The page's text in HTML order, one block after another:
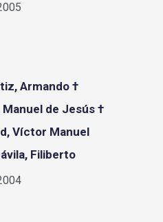
Armando †
Manuel de Jesús †
Víctor Manuel
Filiberto